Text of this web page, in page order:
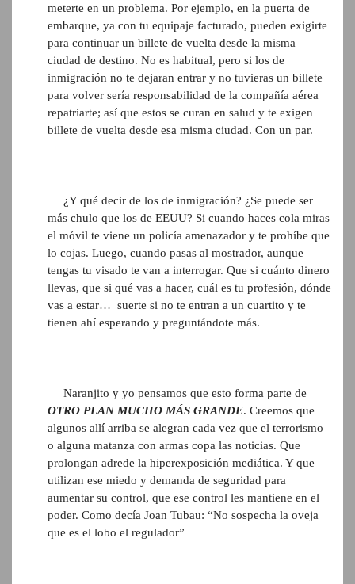
meterte en un problema. Por ejemplo, en la puerta de
embarque, ya con tu equipaje facturado, pueden exigirte
para continuar un billete de vuelta desde la misma
ciudad de destino. No es habitual, pero si los de
inmigración no te dejaran entrar y no tuvieras un billete
para volver sería responsabilidad de la compañía aérea
repatriarte; así que estos se curan en salud y te exigen
billete de vuelta desde esa misma ciudad. Con un par.
¿Y qué decir de los de inmigración? ¿Se puede ser
más chulo que los de EEUU? Si cuando haces cola miras
el móvil te viene un policía amenazador y te prohíbe que
lo cojas. Luego, cuando pasas al mostrador, aunque
tengas tu visado te van a interrogar. Que si cuánto dinero
llevas, que si qué vas a hacer, cuál es tu profesión, dónde
vas a estar… suerte si no te entran a un cuartito y te
tienen ahí esperando y preguntándote más.
Naranjito y yo pensamos que esto forma parte de
OTRO PLAN MUCHO MÁS GRANDE. Creemos que
algunos allí arriba se alegran cada vez que el terrorismo
o alguna matanza con armas copa las noticias. Que
prolongan adrede la hiperexposición mediática. Y que
utilizan ese miedo y demanda de seguridad para
aumentar su control, que ese control les mantiene en el
poder. Como decía Joan Tubau: “No sospecha la oveja
que es el lobo el regulador”